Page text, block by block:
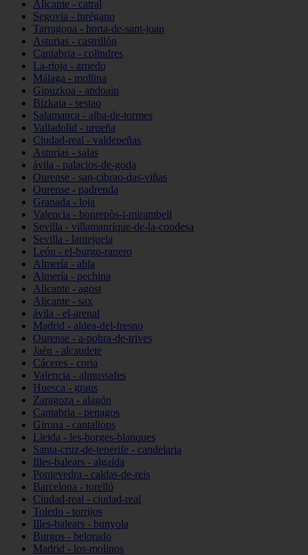
Alicante - catral
Segovia - turégano
Tarragona - horta-de-sant-joan
Asturias - castrillón
Cantabria - colindres
La-rioja - arnedo
Málaga - mollina
Gipuzkoa - andoain
Bizkaia - sestao
Salamanca - alba-de-tormes
Valladolid - urueña
Ciudad-real - valdepeñas
Asturias - salas
ávila - palacios-de-goda
Ourense - san-cibrao-das-viñas
Ourense - padrenda
Granada - loja
Valencia - bonrepòs-i-mirambell
Sevilla - villamanrique-de-la-condesa
Sevilla - lantejuela
León - el-burgo-ranero
Almería - abla
Almería - pechina
Alicante - agost
Alicante - sax
ávila - el-arenal
Madrid - aldea-del-fresno
Ourense - a-pobra-de-trives
Jaén - alcaudete
Cáceres - coria
Valencia - almussafes
Huesca - graus
Zaragoza - alagón
Cantabria - penagos
Girona - cantallops
Lleida - les-borges-blanques
Santa-cruz-de-tenerife - candelaria
Illes-balears - algaida
Pontevedra - caldas-de-reis
Barcelona - torelló
Ciudad-real - ciudad-real
Toledo - torrijos
Illes-balears - bunyola
Burgos - belorado
Madrid - los-molinos